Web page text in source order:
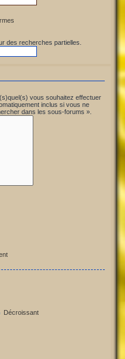
des recherches partielles.
vous souhaitez effectuer
inclus si vous ne
dans les sous-forums ».
Décroissant